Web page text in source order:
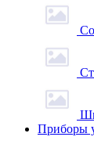
Приборы